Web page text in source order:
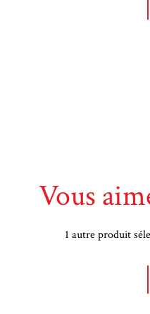
Vous
1 autre produit